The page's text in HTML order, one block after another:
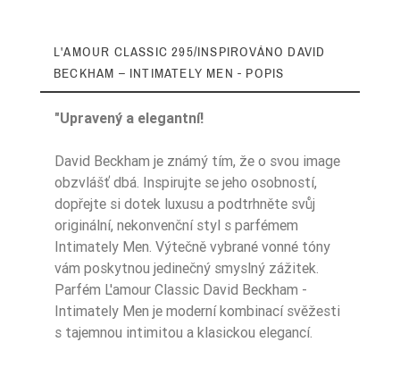
L'AMOUR CLASSIC 295/INSPIROVÁNO DAVID
BECKHAM – INTIMATELY MEN - POPIS
"Upravený a elegantní!
David Beckham je známý tím, že o svou image
obzvlášť dbá. Inspirujte se jeho osobností,
dopřejte si dotek luxusu a podtrhněte svůj
originální, nekonvenční styl s parfémem
Intimately Men. Výtečně vybrané vonné tóny
vám poskytnou jedinečný smyslný zážitek.
Parfém L'amour Classic David Beckham -
Intimately Men je moderní kombinací svěžesti
s tajemnou intimitou a klasickou elegancí.
Zaperfumowanie 22%
Ean13 5906826244206